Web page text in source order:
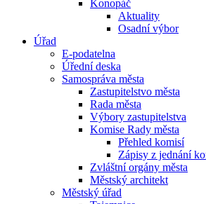
Konopáč
Aktuality
Osadní výbor
Úřad
E-podatelna
Úřední deska
Samospráva města
Zastupitelstvo města
Rada města
Výbory zastupitelstva
Komise Rady města
Přehled komisí
Zápisy z jednání
Zvláštní orgány města
Městský architekt
Městský úřad